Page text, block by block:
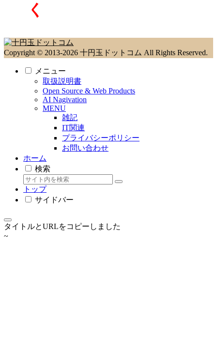
く
Copyright © 2013-2026 十円玉ドットコム All Rights Reserved.
メニュー
取扱説明書
Open Source & Web Products
AI Nagivation
MENU
雑記
IT関連
プライバシーポリシー
お問い合わせ
ホーム
検索
トップ
サイドバー
タイトルとURLをコピーしました
~